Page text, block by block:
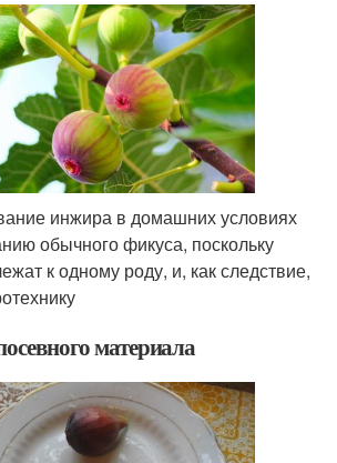
инжира в домашних условиях
обычного фикуса, поскольку
к одному роду, и, как следствие,
материала